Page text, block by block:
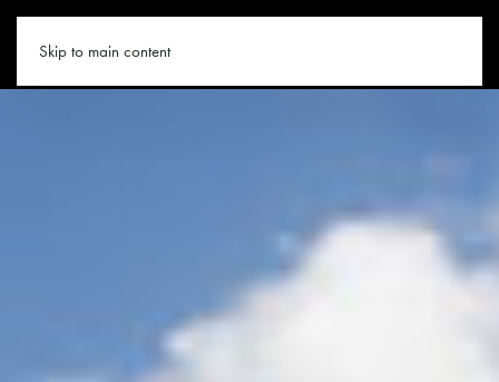
Skip to main content
WANDERN.CO